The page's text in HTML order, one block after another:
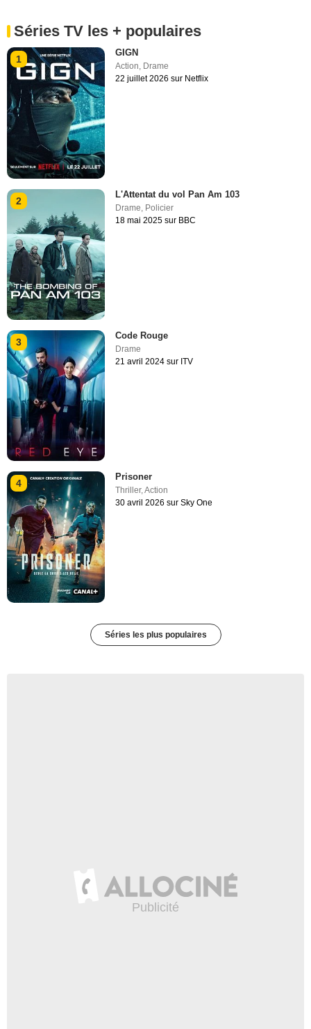
Séries TV les + populaires
1
GIGN
Action, Drame
22 juillet 2026 sur Netflix
2
L'Attentat du vol Pan Am 103
Drame Policier
18 mai 2025 sur BBC
3
Code Rouge
Drame
21 avril 2024 sur ITV
4
Prisoner
Thriller,Action
30 avril 2026 sur Sky One
Séries les plus populaires